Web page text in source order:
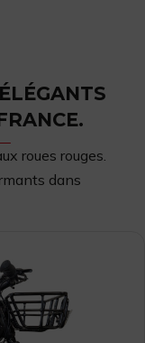
roues rouges.
dans